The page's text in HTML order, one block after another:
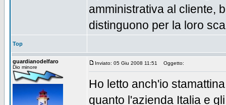
amministrativa al cliente,
distinguono per la loro
Top
guardianodelfaro
Dio minore
Inviato: 05 Giu 2008 11:51 Oggetto:
Ho letto anch'io
quanto l'azienda Italia e